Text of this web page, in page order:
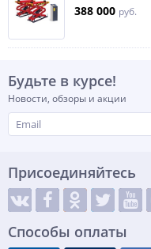
388 000 руб.
Будьте в курсе!
Новости, обзоры и акции
Присоединяйтесь
Способы оплаты